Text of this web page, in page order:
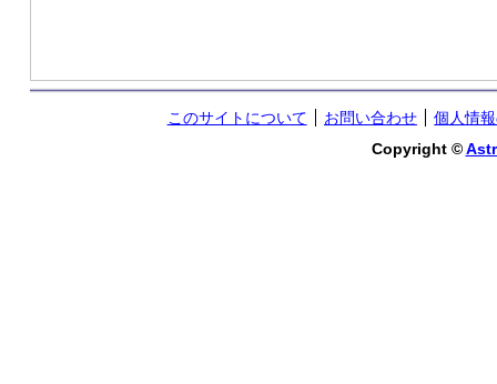
このサイトについて お問い合わせ
個人情
Copyright ©